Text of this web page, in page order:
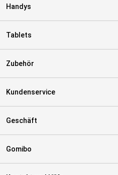
Handys
Tablets
Zubehör
Kundenservice
Geschäft
Gomibo